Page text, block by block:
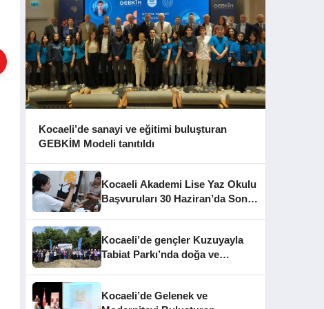
Kocaeli’de sanayi ve eğitimi buluşturan
GEBKİM Modeli tanıtıldı
Kocaeli Akademi Lise Yaz Okulu
Başvuruları 30 Haziran’da Sona
Kocaeli’de gençler Kuzuyayla
Tabiat Parkı’nda doğa ve
Kocaeli’de Gelenek ve